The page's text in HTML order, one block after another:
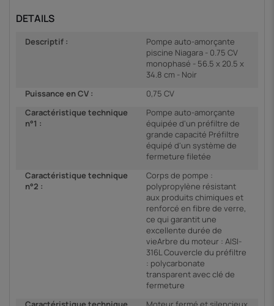
DETAILS
Descriptif :
Pompe auto-amorçante
piscine Niagara - 0.75 CV
monophasé - 56.5 x 20.5 x
34.8 cm - Noir
Puissance en CV :
0,75 CV
Caractéristique technique
n°1 :
Pompe auto-amorçante
équipée d'un préfiltre de
grande capacité Préfiltre
équipé d'un système de
fermeture filetée
Caractéristique technique
n°2 :
Corps de pompe :
polypropylène résistant
aux produits chimiques et
renforcé en fibre de verre,
ce qui garantit une
excellente durée de
vieArbre du moteur : AISI-
316L Couvercle du préfiltre
: polycarbonate
transparent avec clé de
fermeture